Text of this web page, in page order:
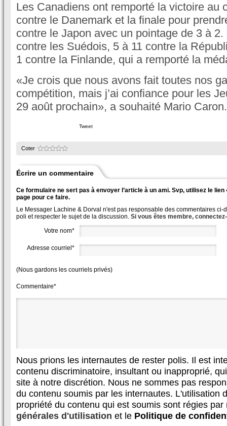
Les Canadiens ont remporté la victoire au
contre le Danemark et la finale pour
contre le Japon avec un pointage de 3 à
contre les Suédois, 5 à 11 contre la
1 contre la Finlande, qui a remporté la
«Je crois que nous avons fait toutes nos
compétition, mais j’ai confiance pour les
29 août prochain», a souhaité Mario Caron.
Tweet
Coter
Écrire un commentaire
Ce formulaire ne sert pas à envoyer l’article à un ami. Svp, utilisez le
page pour ce faire.
Le Messager Lachine & Dorval n'est pas responsable des commentaires ci-
poli et respecter le sujet de la discussion. Si vous êtes membre,
Votre nom*
Adresse courriel*
(Nous gardons les courriels privés)
Commentaire*
Nous prions les internautes de rester polis. Il est
contenu discriminatoire, insultant ou inapproprié,
site à notre discrétion. Nous ne sommes pas
du contenu soumis par les internautes. L'utilisation
propriété du contenu qui est soumis sont régies
générales d'utilisation et le Politique de